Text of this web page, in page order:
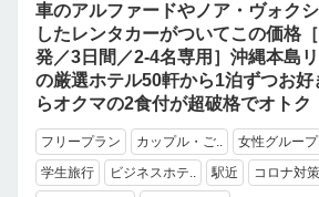
車のアルファードやノア・ヴォク
したレンタカーがついてこの価格
発／3日間／2-4名専用］沖縄本島
の厳選ホテル50軒から1泊ずつお
らオクマの2食付が超破格でオトク
フリープラン カップル・ご.. 女性グループ
学生旅行
ビジネスホテ.. 駅近 コロナ対